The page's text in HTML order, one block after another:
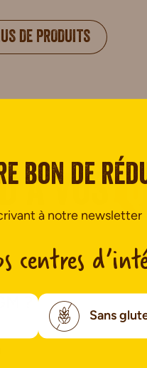
DE PRODUITS
à vos
?
bon de
à notre newsletter
centres
Sans